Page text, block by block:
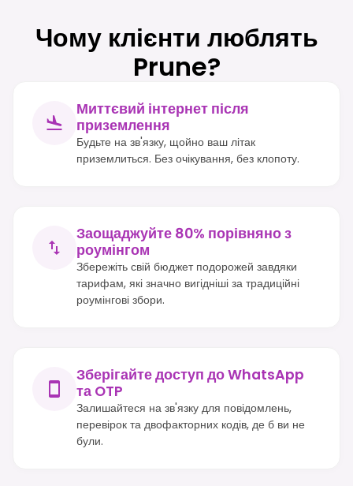
Чому клієнти люблять
Prune?
Миттєвий інтернет після
приземлення
Будьте на зв'язку, щойно ваш літак
приземлиться. Без очікування, без клопоту.
Заощаджуйте 80% порівняно з
роумінгом
Збережіть свій бюджет подорожей завдяки
тарифам, які значно вигідніші за традиційні
роумінгові збори.
Зберігайте доступ до WhatsApp
та OTP
Залишайтеся на зв'язку для повідомлень,
перевірок та двофакторних кодів, де б ви не
були.